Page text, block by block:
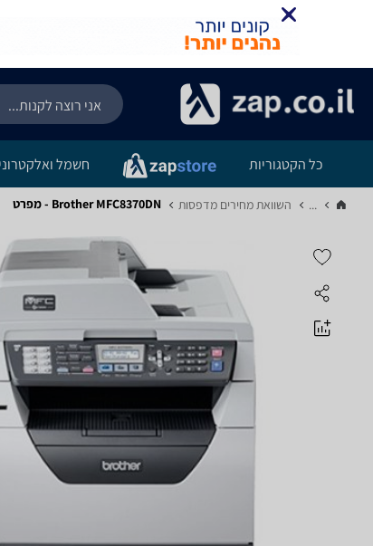
כל הקטגוריות חשמל
... השוואת מחירים מדפסות‏ Brother MFC8370DN - מפרט